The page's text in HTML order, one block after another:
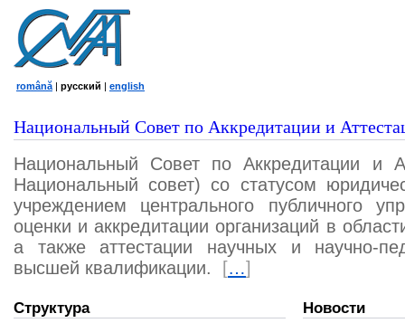
română | русский | english
Национальный Совет по Аккредитации и
Национальный Совет по Аккредитации и
Национальный совет) со статусом
учреждением центрального публичного
оценки и аккредитации организаций в
а также аттестации научных и научно-
высшей квалификации.
[…]
Структура Новости